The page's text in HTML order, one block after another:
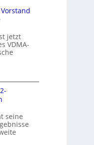
jetzt
VDMA-
seine